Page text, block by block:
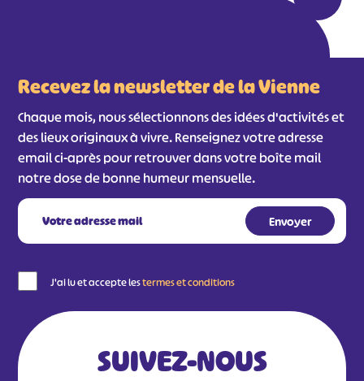
Recevez la newsletter de la Vienne
Chaque mois, nous sélectionnons des idées d'activités et
des lieux originaux à vivre. Renseignez votre adresse
email ci-après pour retrouver dans votre boîte mail
notre dose de bonne humeur mensuelle.
J'ai lu et accepte lestermes et conditions
SUIVEZ-NOUS
#